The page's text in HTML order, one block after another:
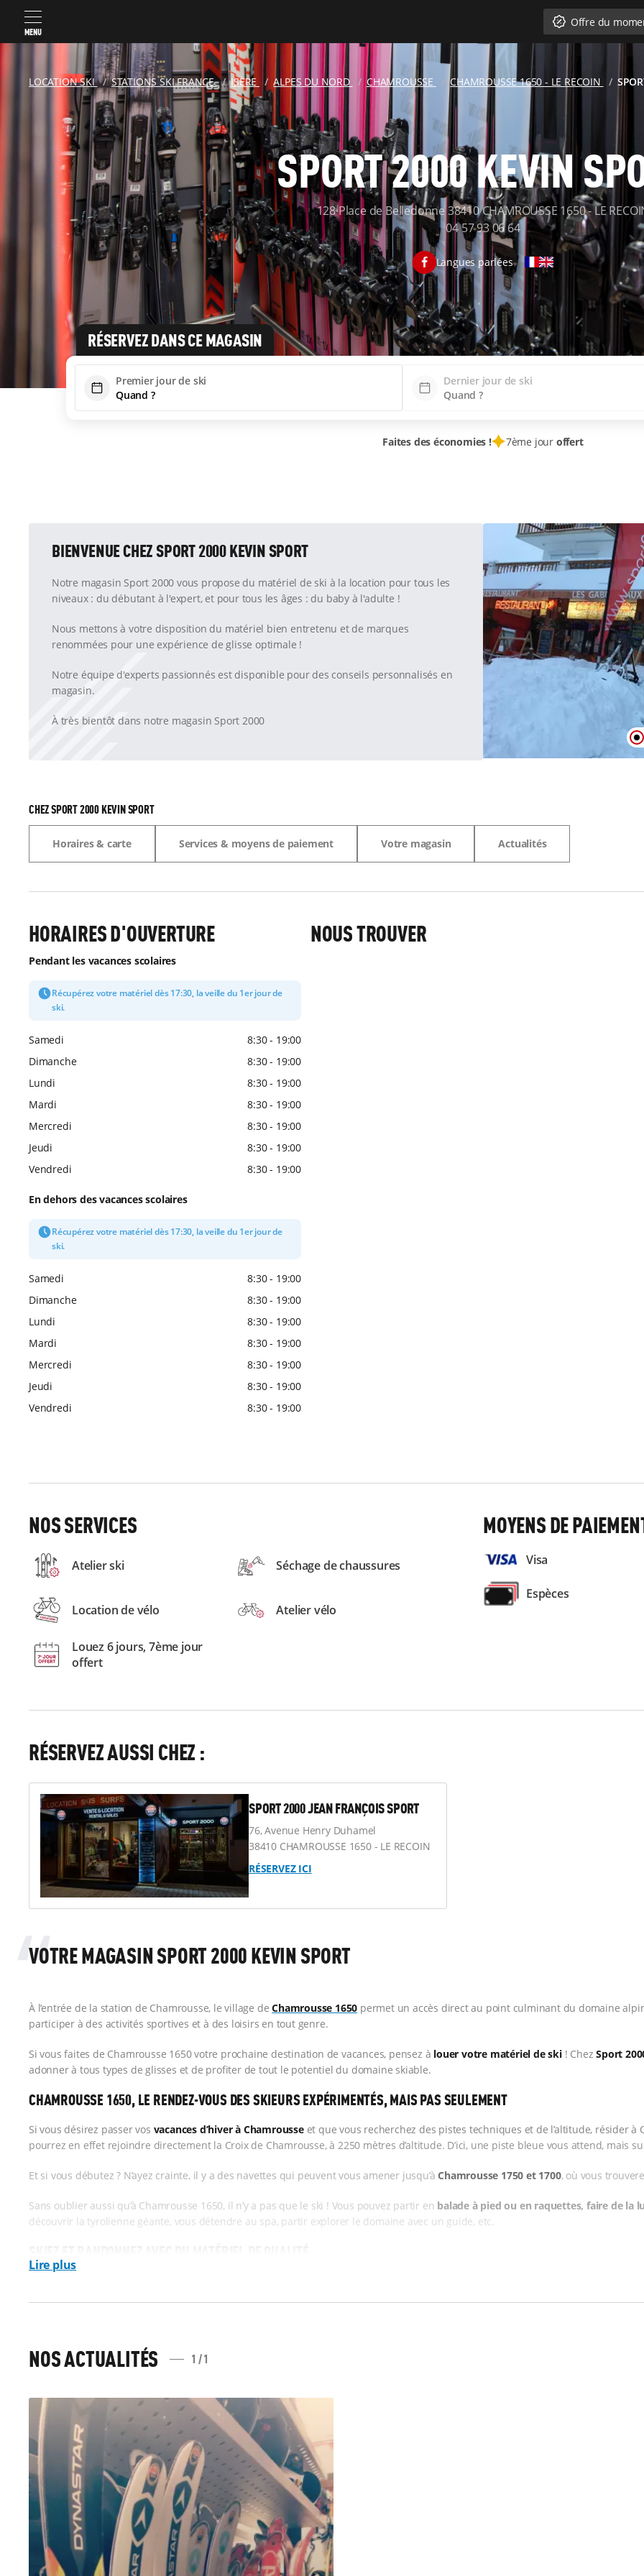
MENU
Offre du
LOCATION SKI STATIONS SKI FRANCE ISÈRE ALPES DU NORD CHAMROUSSE CHAMROUSSE 1650 - LE RECOIN
SPORT 2000 KEVIN
128 Place de Belledonne 38410 CHAMROUSSE 1650 - LE
04 57 93 06 64
Langues parlées
RÉSERVEZ DANS CE MAGASIN
Premier jour de ski Dernier jour de ski
Faites des économies ! 7ème jour offert
BIENVENUE CHEZ SPORT 2000 KEVIN SPORT
Notre magasin Sport 2000 vous propose du matériel de ski à la location pour tous les
niveaux : du débutant à l'expert, et pour tous les âges : du baby à l'adulte !
Nous mettons à votre disposition du matériel bien entretenu et de marques
renommées pour une expérience de glisse optimale !
Notre équipe d'experts passionnés est disponible pour des conseils personnalisés en
magasin.
À très bientôt dans notre magasin Sport 2000
CHEZ SPORT 2000 KEVIN SPORT
Horaires & carte Services & moyens de paiement Votre magasin Actualités
HORAIRES D'OUVERTURE
Pendant les vacances scolaires
Récupérez votre matériel dès 17:30, la veille du 1er jour de
ski.
Samedi
8:30 - 19:00
Dimanche
8:30 - 19:00
Lundi
8:30 - 19:00
Mardi
8:30 - 19:00
Mercredi
8:30 - 19:00
Jeudi
8:30 - 19:00
Vendredi
8:30 - 19:00
En dehors des vacances scolaires
Récupérez votre matériel dès 17:30, la veille du 1er jour de
ski.
Samedi
8:30 - 19:00
Dimanche
8:30 - 19:00
Lundi
8:30 - 19:00
Mardi
8:30 - 19:00
Mercredi
8:30 - 19:00
Jeudi
8:30 - 19:00
Vendredi
8:30 - 19:00
NOUS TROUVER
NOS SERVICES
Atelier ski Séchage de chaussures
Location de vélo Atelier vélo
Louez 6 jours, 7ème jour
offert
MOYENS DE
Visa
Espèces
RÉSERVEZ AUSSI CHEZ :
SPORT 2000 JEAN FRANÇOIS SPORT
76, Avenue Henry Duhamel
38410 CHAMROUSSE 1650 - LE RECOIN
RÉSERVEZ ICI
VOTRE MAGASIN SPORT 2000 KEVIN SPORT
À l’entrée de la station de Chamrousse, le village deChamrousse 1650 permet un accès direct au point culminant du domaine
participer à des activités sportives et à des loisirs en tout genre.
Si vous faites de Chamrousse 1650 votre prochaine destination de vacances, pensez à louer votre matériel de ski! ChezSport
adonner à tous types de glisses et de profiter de tout le potentiel du domaine skiable.
CHAMROUSSE 1650, LE RENDEZ-VOUS DES SKIEURS EXPÉRIMENTÉS, MAIS PAS SEULEMENT
Si vous désirez passer vos vacances d’hiver à Chamrousseet que vous recherchez des pistes techniques et de l’altitude, résider à
pourrez en effet rejoindre directement la Croix de Chamrousse, à 2250 mètres d’altitude. D’ici, une piste bleue vous attend, mais
Et si vous débutez ? N’ayez crainte, il y a des navettes qui peuvent vous amener jusqu’à Chamrousse 1750 et 1700, où vous
Sans oublier aussi qu’à Chamrousse 1650, il n’y a pas que le ski ! Vous pouvez partir en balade à pied ou en raquettes, faire de la
découvrir la tyrolienne géante, vous détendre au spa, partir explorer le domaine avec un guide, etc.
de choisir ce qui vous convient selon votre niveau et notre équipe en magasin vous proposera ensuite le modèle adapté à votre
éclater sur l’espace snowpark convenant à l’apprentissage comme aux riders confirmés.
Louez également vos raquettes à neige pour découvrir le domaine sous un nouvel angle, ou pourquoi pas une luge pour passer
LA LOCATION AU PIED DES PISTES POUR PROFITER AU MAXIMUM
L’un des avantages àlouer vos skis chez Sport 2000 Kevin Sport, c’est que vous pourrez de suite partir sur les pistes après avoir
Croix Chamrousse et proche également du téléski de l’Aiguille pour les apprentis skieurs. Office de Tourisme et ESF sont
commodités à pied.
Après votre journée sur les pistes, n’hésitez pas à venirdéposer vos chaussures de ski ou vos boots
dans votre logement de vacances et vous attaquerez la journée suivante avec les pieds bien au sec !
Lire plus
NOS ACTUALITÉS 1 / 1